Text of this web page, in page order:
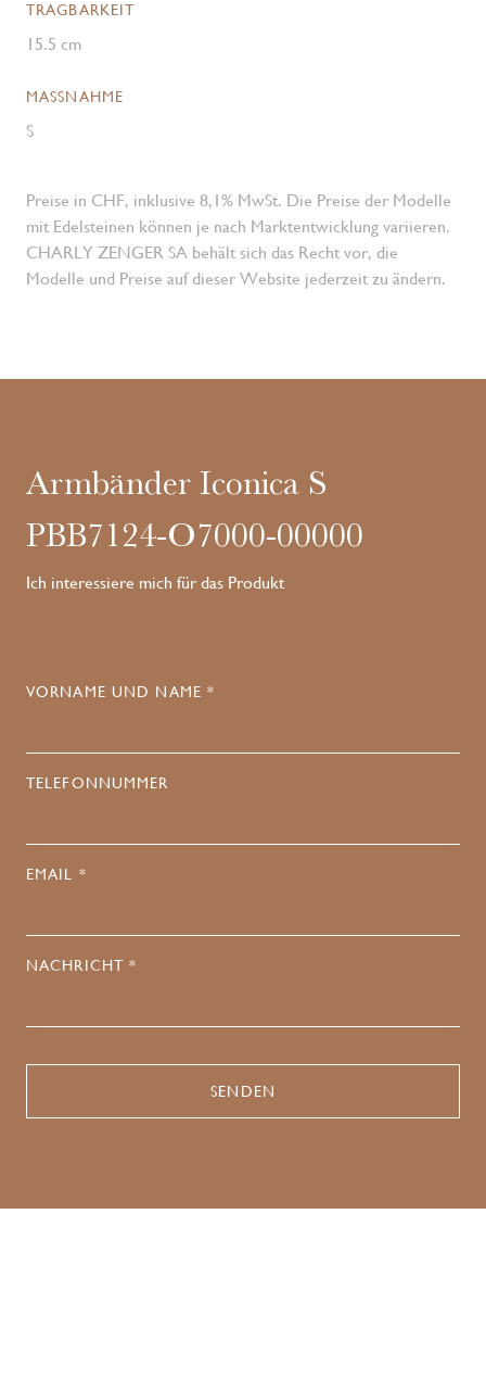
TRAGBARKEIT
15.5 cm
MASSNAHME
S
Preise in CHF, inklusive 8,1% MwSt. Die Preise der Modelle
mit Edelsteinen können je nach Marktentwicklung variieren.
CHARLY ZENGER SA behält sich das Recht vor, die
Modelle und Preise auf dieser Website jederzeit zu ändern.
Armbänder Iconica S
PBB7124-O7000-00000
Ich interessiere mich für das Produkt
VORNAME UND NAME *
TELEFONNUMMER
EMAIL *
NACHRICHT *